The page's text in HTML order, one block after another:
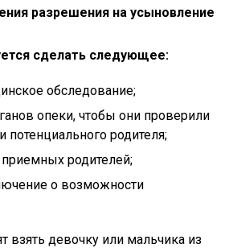
разрешения на усыновление
сделать следующее:
обследование;
опеки, чтобы они проверили
потенциального родителя;
родителей;
о возможности
взять девочку или мальчика из